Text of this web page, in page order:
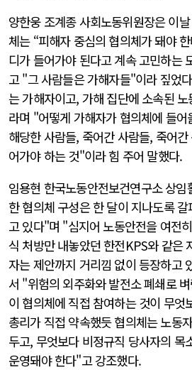
양한웅 조계종 사회노동위원장은 이
체는 “피해자 중심의 협의체가 돼야
디가 들어가야 된다고 계속 고민하는
고 "그 사람들은 가해자들"이라 짚었
는 가해자이고, 가해 집단에 소속된
라며 "어떻게 가해자가 협의체에 들
해당한 사람들, 죽어간 사람들, 죽어
어가야 하는 것"이라 힘 주어 말했다.
임용현 한국노동안전보건연구소 상
한 협의체 구성은 한 달이 지나도록
고 있다"며 "심지어 노동안전을 여전
식 처방만 내놓았던 한전KPS와 같은
자는 제안까지 거리낌 없이 등장하고
서 "위험의 외주화와 발전소 폐쇄로
이 협의체에 직접 참여하는 것이 무
총리가 직접 약속했듯 협의체는 노동
두고, 무엇보다 비정규직 당사자의 목
운영돼야 한다"고 강조했다.